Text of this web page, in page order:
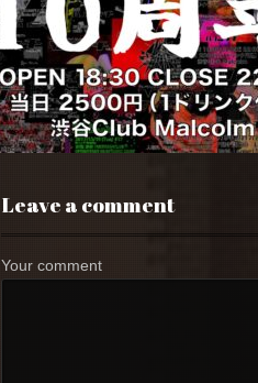
Leave a comment
Your comment